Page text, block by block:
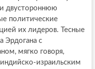
двустороннюю
политические
их лидеров. Тесные
Эрдогана с
мягко говоря,
израильским